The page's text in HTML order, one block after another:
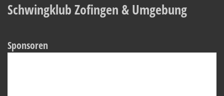
Schwingklub Zofingen & Umgebung
Sponsoren